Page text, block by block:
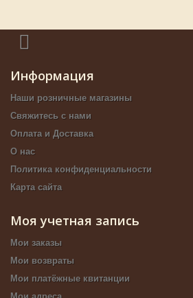
Информация
Наши розничные магазины
Свяжитесь с нами
Оплата и Доставка
О нас
Политика конфиденциальности
Карта сайта
Моя учетная запись
Мои заказы
Мои возвраты
Мои платёжные квитанции